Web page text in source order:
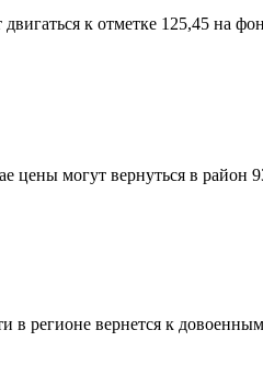
к отметке 125,45 на
цены могут вернуться в район
в регионе вернется к